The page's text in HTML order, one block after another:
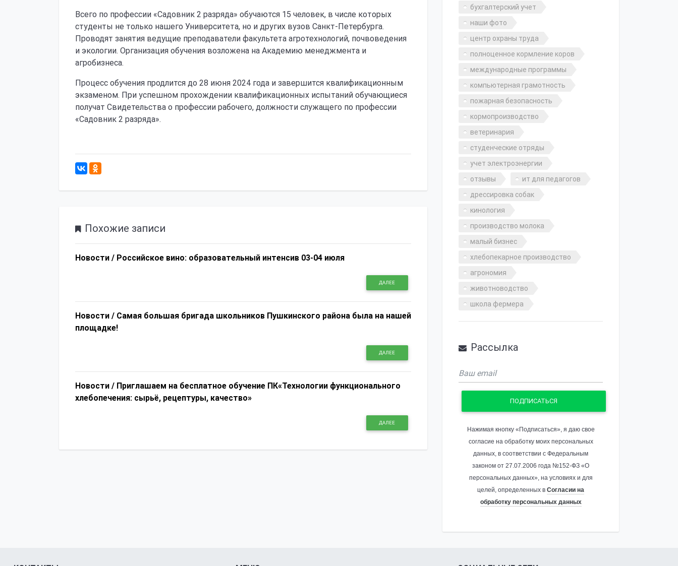
Всего по профессии «Садовник 2 разряда» обучаются 15 человек, в числе которых
студенты не только нашего Университета, но и других вузов Санкт-Петербурга.
Проводят занятия ведущие преподаватели факультета агротехнологий, почвоведения
и экологии. Организация обучения возложена на Академию менеджмента и
агробизнеса.
Процесс обучения продлится до 28 июня 2024 года и завершится квалификационным
экзаменом. При успешном прохождении квалификационных испытаний обучающиеся
получат Свидетельства о профессии рабочего, должности служащего по профессии
«Садовник 2 разряда».
Похожие записи
Новости / Российское вино: образовательный интенсив 03-04 июля
ДАЛЕЕ
Новости / Самая большая бригада школьников Пушкинского района была на нашей
площадке!
ДАЛЕЕ
Новости / Приглашаем на бесплатное обучение ПК«Технологии функционального
хлебопечения: сырьё, рецептуры, качество»
ДАЛЕЕ
бухгалтерский учет
наши фото
центр охраны труда
полноценное кормление коров
международные программы
компьютерная грамотность
пожарная безопасность
кормопроизводство
ветеринария
студенческие отряды
учет электроэнергии
отзывы
ит для педагогов
дрессировка собак
кинология
производство молока
малый бизнес
хлебопекарное производство
агрономия
животноводство
школа фермера
Рассылка
ПОДПИСАТЬСЯ
Нажимая кнопку «Подписаться», я даю свое
согласие на обработку моих персональных
данных, в соответствии с Федеральным
законом от 27.07.2006 года №152-ФЗ «О
персональных данных», на условиях и для
целей, определенных в Согласии на
обработку персональных данных